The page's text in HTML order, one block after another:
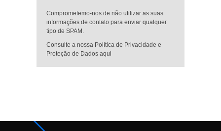
Comprometemo-nos de não utilizar as suas
informações de contato para enviar qualquer
tipo de SPAM.
Consulte a nossa Política de Privacidade e
Proteção de Dados aqui